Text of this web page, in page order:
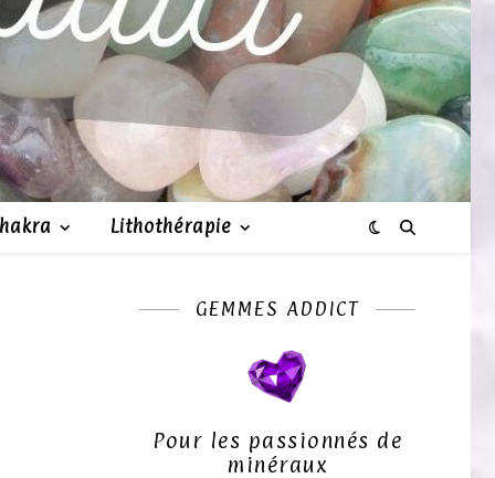
Lithothérapie
GEMMES ADDICT
Pour les passionnés de
minéraux